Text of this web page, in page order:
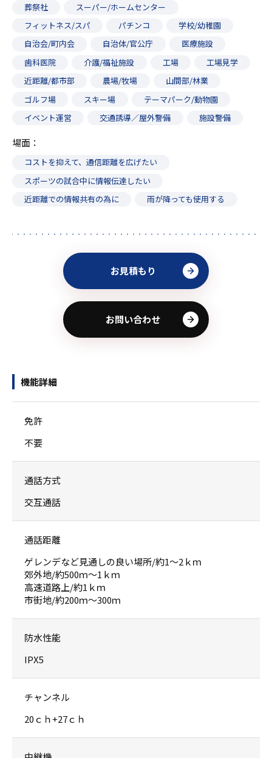
葬祭社
スーパー/ホームセンター
フィットネス/スパ
パチンコ
学校/幼稚園
自治会/町内会
自治体/官公庁
医療施設
歯科医院
介護/福祉施設 工場
工場見学
近距離/都市部
農場/牧場
山間部/林業
ゴルフ場
スキー場
テーマパーク/動物園
イベント運営
交通誘導／屋外警備 施設警備
場面
コストを抑えて、通信距離を広げたい
スポーツの試合中に情報伝達したい
近距離での情報共有の為に
雨が降っても使用する
お見積もり
お問い合わせ
機能詳細
免許
不要
通話方式
交互通話
通話距離
ゲレンデなど見通しの良い場所/約1〜2ｋｍ
郊外地/約500ｍ〜1ｋｍ
高速道路上/約1ｋｍ
市街地/約200ｍ〜300ｍ
防水性能
IPX5
チャンネル
20ｃｈ+27ｃｈ